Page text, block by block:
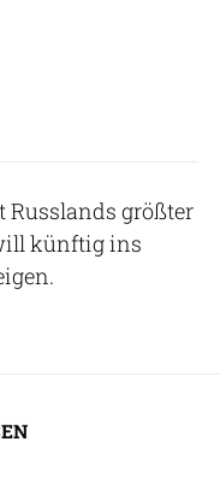
Russlands größter
künftig ins